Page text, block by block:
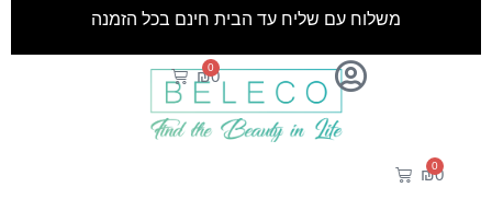
₪0
0
משלוח עם שליח עד הבית חינם בכל הזמנה
₪0
0